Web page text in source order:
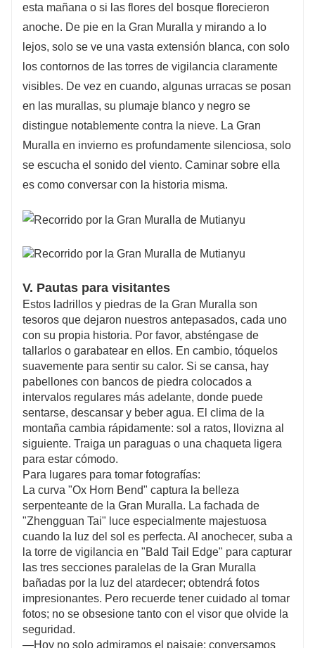
esta mañana o si las flores del bosque florecieron
anoche. De pie en la Gran Muralla y mirando a lo
lejos, solo se ve una vasta extensión blanca, con solo
los contornos de las torres de vigilancia claramente
visibles. De vez en cuando, algunas urracas se posan
en las murallas, su plumaje blanco y negro se
distingue notablemente contra la nieve. La Gran
Muralla en invierno es profundamente silenciosa, solo
se escucha el sonido del viento. Caminar sobre ella
es como conversar con la historia misma.
V. Pautas para visitantes
Estos ladrillos y piedras de la Gran Muralla son
tesoros que dejaron nuestros antepasados, cada uno
con su propia historia. Por favor, absténgase de
tallarlos o garabatear en ellos. En cambio, tóquelos
suavemente para sentir su calor. Si se cansa, hay
pabellones con bancos de piedra colocados a
intervalos regulares más adelante, donde puede
sentarse, descansar y beber agua. El clima de la
montaña cambia rápidamente: sol a ratos, llovizna al
siguiente. Traiga un paraguas o una chaqueta ligera
para estar cómodo.
Para lugares para tomar fotografías:
La curva "Ox Horn Bend" captura la belleza
serpenteante de la Gran Muralla. La fachada de
"Zhengguan Tai" luce especialmente majestuosa
cuando la luz del sol es perfecta. Al anochecer, suba a
la torre de vigilancia en "Bald Tail Edge" para capturar
las tres secciones paralelas de la Gran Muralla
bañadas por la luz del atardecer; obtendrá fotos
impresionantes. Pero recuerde tener cuidado al tomar
fotos; no se obsesione tanto con el visor que olvide la
seguridad.
—Hoy no solo admiramos el paisaje; conversamos